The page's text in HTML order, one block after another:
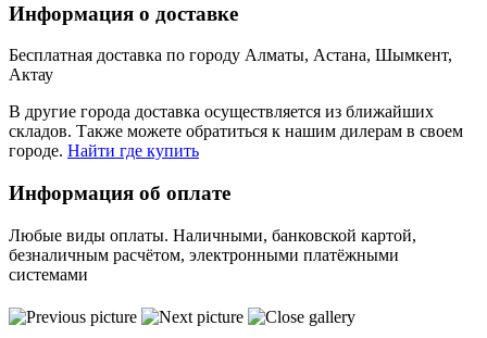
Информация о доставке
Бесплатная доставка по городу Алматы, Астана, Шымкент,
Актау
В другие города доставка осуществляется из ближайших
складов. Также можете обратиться к нашим дилерам в своем
городе. Найти где купить
Информация об оплате
Любые виды оплаты. Наличными, банковской картой,
безналичным расчётом, электронными платёжными
системами